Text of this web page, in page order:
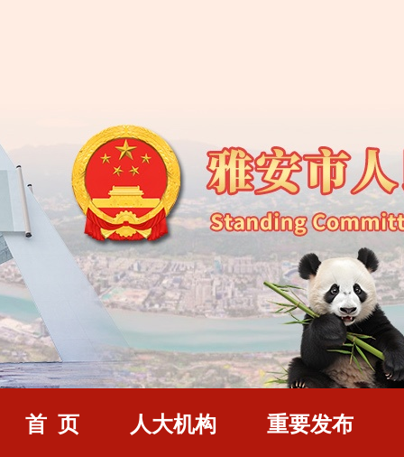
首 页 人大机构 重要发布
雅安市第五届人民代
雅安市人大常委会办
雅安市人民代表大会
雅安市人民代表大会